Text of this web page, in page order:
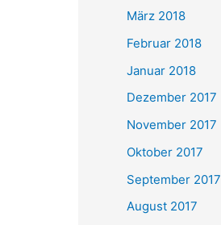
März 2018
Februar 2018
Januar 2018
Dezember 2017
November 2017
Oktober 2017
September 2017
August 2017